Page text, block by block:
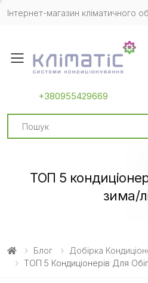
Інтернет-магазин кліматичного
Toggle mobile
+380955429669
Search
ТОП 5
зима/
Блог
Добірка
ТОП 5 Кондиціонерів Для